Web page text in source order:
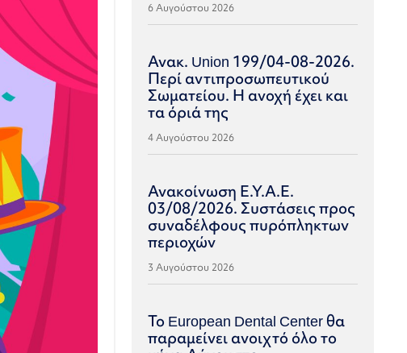
6 Αυγούστου 2026
Ανακ. Union 199/04-08-2026.
Περί αντιπροσωπευτικού
Σωματείου. Η ανοχή έχει και
τα όριά της
4 Αυγούστου 2026
Ανακοίνωση Ε.Υ.Α.Ε.
03/08/2026. Συστάσεις προς
συναδέλφους πυρόπληκτων
περιοχών
3 Αυγούστου 2026
Το European Dental Center θα
παραμείνει ανοιχτό όλο το